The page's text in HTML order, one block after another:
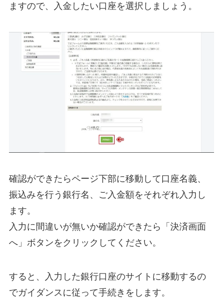
ますので、入金したい口座を選択しましょう。
確認ができたらページ下部に移動して口座名義、
振込みを行う銀行名、ご入金額をそれぞれ入力し
ます。
入力に間違いが無いか確認ができたら「決済画面
へ」ボタンをクリックしてください。
すると、入力した銀行口座のサイトに移動するの
でガイダンスに従って手続きをします。